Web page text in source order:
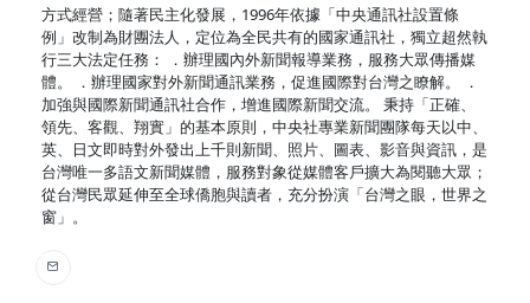
方式經營；隨著民主化發展，1996年依據「中央通訊社設置條
例」改制為財團法人，定位為全民共有的國家通訊社，獨立超然執
行三大法定任務： ．辦理國內外新聞報導業務，服務大眾傳播媒
體。 ．辦理國家對外新聞通訊業務，促進國際對台灣之瞭解。 ．
加強與國際新聞通訊社合作，增進國際新聞交流。 秉持「正確、
領先、客觀、翔實」的基本原則，中央社專業新聞團隊每天以中、
英、日文即時對外發出上千則新聞、照片、圖表、影音與資訊，是
台灣唯一多語文新聞媒體，服務對象從媒體客戶擴大為閱聽大眾；
從台灣民眾延伸至全球僑胞與讀者，充分扮演「台灣之眼，世界之
窗」。